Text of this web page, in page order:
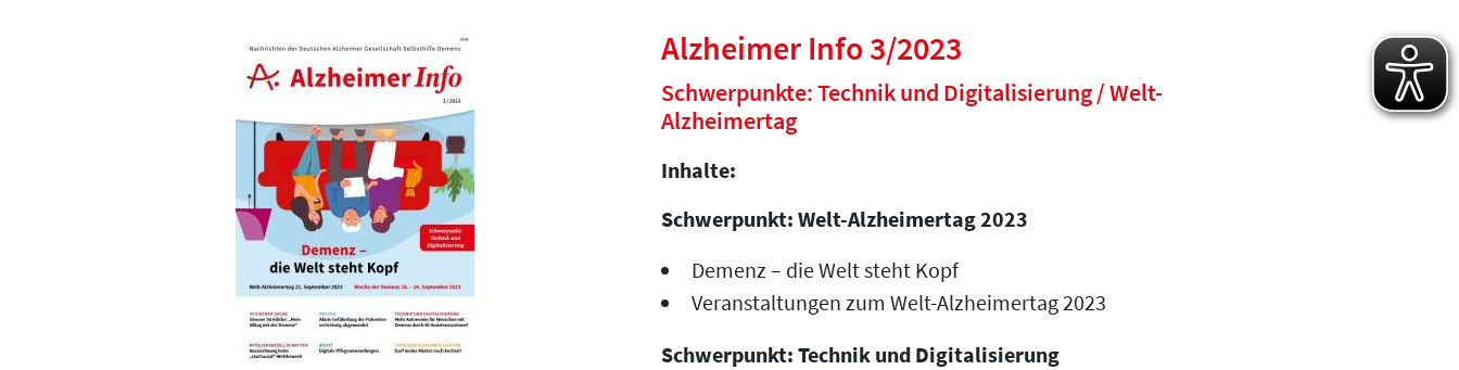
Alzheimer Info 3/2023
Schwerpunkte: Technik und Digitalisierung / Welt-
Alzheimertag
Inhalte:
Schwerpunkt: Welt-Alzheimertag 2023
Demenz – die Welt steht Kopf
Veranstaltungen zum Welt-Alzheimertag 2023
Schwerpunkt: Technik und Digitalisierung